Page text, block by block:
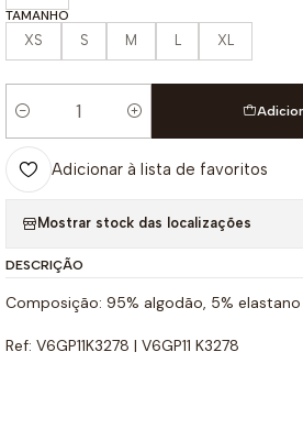
TAMANHO
XS S M L XL
Quantidade
Adicionar à lista de favoritos
Mostrar stock das localizações
DESCRIÇÃO
Composição: 95% algodão, 5% elastano
Ref: V6GP11K3278 | V6GP11 K3278